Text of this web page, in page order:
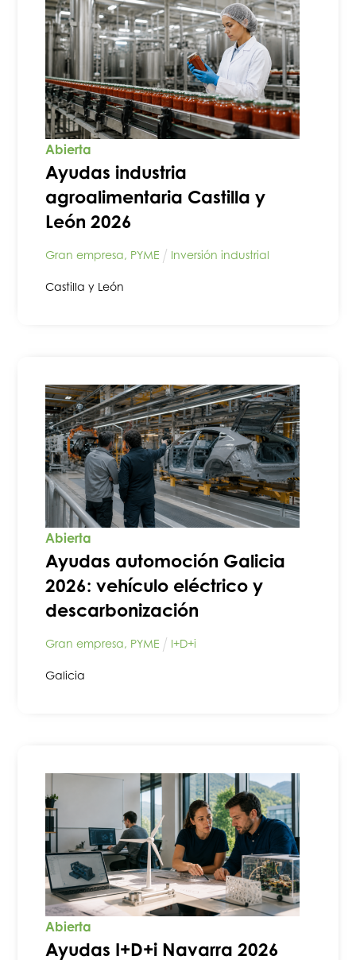
Abierta
Ayudas industria
agroalimentaria Castilla y
León 2026
Gran empresa, PYME Inversión industrial
Castilla y León
Abierta
Ayudas automoción Galicia
2026: vehículo eléctrico y
descarbonización
Gran empresa, PYME I+D+i
Galicia
Abierta
Ayudas I+D+i Navarra 2026